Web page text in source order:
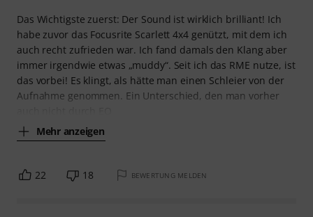
Das Wichtigste zuerst: Der Sound ist wirklich brilliant! Ich
habe zuvor das Focusrite Scarlett 4x4 genützt, mit dem ich
auch recht zufrieden war. Ich fand damals den Klang aber
immer irgendwie etwas „muddy“. Seit ich das RME nutze, ist
das vorbei! Es klingt, als hätte man einen Schleier von der
Aufnahme genommen. Ein Unterschied, den man vorher
Mehr anzeigen
22 18 BEWERTUNG MELDEN